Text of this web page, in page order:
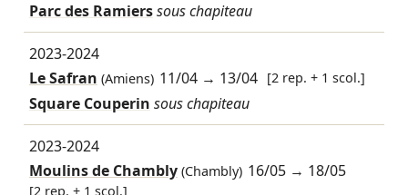
Parc des Ramierssous chapiteau
2023-2024
Le Safran (Amiens) 11/04 → 13/04 [2 rep. + 1 scol.]
Square Couperin sous chapiteau
2023-2024
Moulins de Chambly(Chambly) 16/05 → 18/05
[2 rep. + 1 scol.]